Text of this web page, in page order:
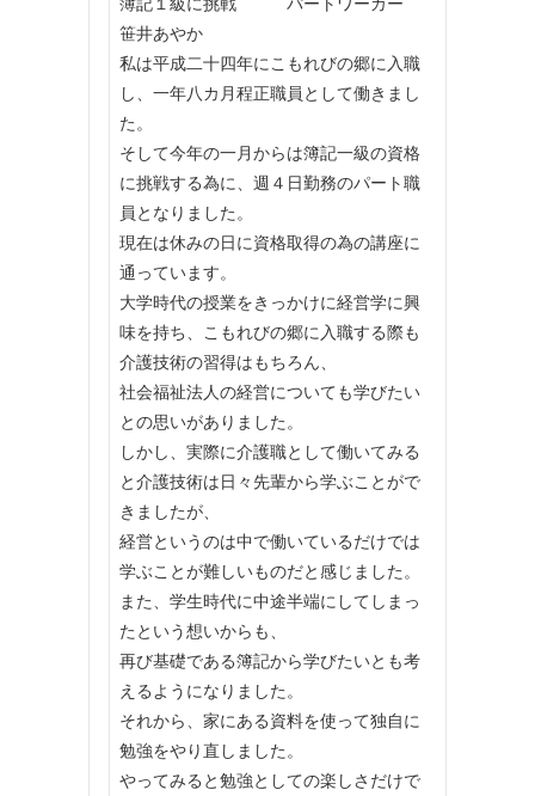
笹井あやか
私は平成二十四年にこもれびの郷に入職
し、一年八カ月程正職員として働きまし
た。
そして今年の一月からは簿記一級の資格
に挑戦する為に、週４日勤務のパート職
員となりました。
現在は休みの日に資格取得の為の講座に
通っています。
大学時代の授業をきっかけに経営学に興
味を持ち、こもれびの郷に入職する際も
介護技術の習得はもちろん、
社会福祉法人の経営についても学びたい
との思いがありました。
しかし、実際に介護職として働いてみる
と介護技術は日々先輩から学ぶことがで
きましたが、
経営というのは中で働いているだけでは
学ぶことが難しいものだと感じました。
また、学生時代に中途半端にしてしまっ
たという想いからも、
再び基礎である簿記から学びたいとも考
えるようになりました。
それから、家にある資料を使って独自に
勉強をやり直しました。
やってみると勉強としての楽しさだけで